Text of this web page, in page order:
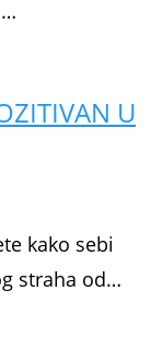
U
kako sebi
straha od…